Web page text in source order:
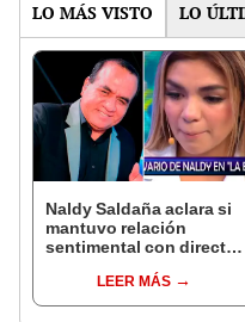
LO MÁS VISTO LO
Naldy Saldaña aclara si
mantuvo relación
sentimental con director
denunciarlo por
tocamientos: “Me
LEER MÁS